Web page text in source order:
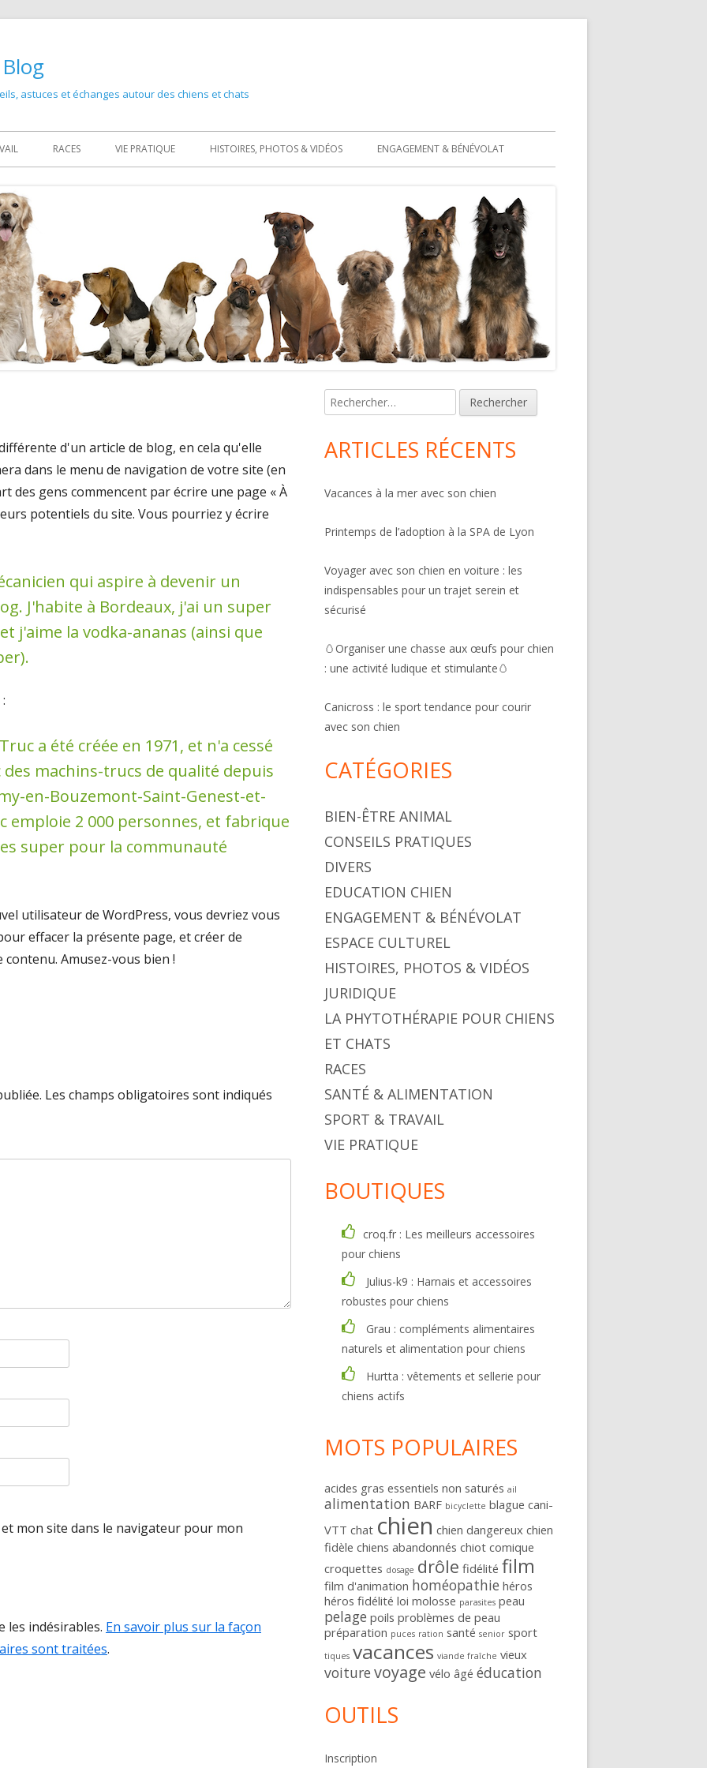
astuces et échanges autour des chiens et chats
Primary
Menu
RACES VIE PRATIQUE HISTOIRES, PHOTOS & VIDÉOS ENGAGEMENT & BÉNÉVOLAT
d'un article de blog, en cela qu'elle
dans le menu de navigation de votre site (en
des gens commencent par écrire une page « À
potentiels du site. Vous pourriez y écrire
qui aspire à devenir un
J'habite à Bordeaux, j'ai un super
j'aime la vodka-ananas (ainsi que
a été créée en 1971, et n'a cessé
machins-trucs de qualité depuis
en-Bouzemont-Saint-Genest-et-
emploie 2 000 personnes, et fabrique
super pour la communauté
utilisateur de WordPress, vous devriez vous
effacer la présente page, et créer de
Amusez-vous bien !
Les champs obligatoires sont indiqués
mon site dans le navigateur pour mon
les indésirables. En savoir plus sur la façon
sont traitées.
Main
Rechercher :
ARTICLES RÉCENTS
Vacances à la mer avec son chien
Printemps de l’adoption à la SPA de Lyon
Voyager avec son chien en voiture : les
indispensables pour un trajet serein et
sécurisé
🥚Organiser une chasse aux œufs pour chien
: une activité ludique et stimulante🥚
Canicross : le sport tendance pour courir
avec son chien
CATÉGORIES
BIEN-ÊTRE ANIMAL
CONSEILS PRATIQUES
DIVERS
EDUCATION CHIEN
ENGAGEMENT & BÉNÉVOLAT
ESPACE CULTUREL
HISTOIRES, PHOTOS & VIDÉOS
JURIDIQUE
LA PHYTOTHÉRAPIE POUR CHIENS
ET CHATS
RACES
SANTÉ & ALIMENTATION
SPORT & TRAVAIL
VIE PRATIQUE
BOUTIQUES
croq.fr : Les meilleurs accessoires
pour chiens
Julius-k9 : Harnais et accessoires
robustes pour chiens
Grau : compléments alimentaires
naturels et alimentation pour chiens
Hurtta : vêtements et sellerie pour
chiens actifs
MOTS POPULAIRES
acides gras essentiels non saturés ail
alimentation BARF bicyclette blague cani-
VTT chat chien chien dangereux chien
fidèle chiens abandonnés chiot comique
croquettes dosage drôle fidélité film
film d'animation homéopathie héros
héros fidélité loi molosse parasites peau
pelage poils problèmes de peau
préparation puces ration santé senior sport
tiques vacances viande fraîche vieux
voiture voyage vélo âgé éducation
OUTILS
Inscription